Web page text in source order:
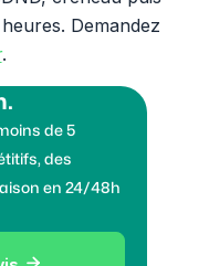
Demandez
.
de 5
des
en 24/48h